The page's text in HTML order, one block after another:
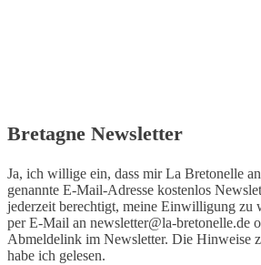
Bretagne Newsletter
Ja, ich willige ein, dass mir La Bretonelle
genannte E-Mail-Adresse kostenlos
jederzeit berechtigt, meine Einwilligung zu
per E-Mail an newsletter@la-bretonelle.de
Abmeldelink im Newsletter. Die Hinweise
habe ich gelesen.